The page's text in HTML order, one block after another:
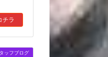
チラ
ッフブログ